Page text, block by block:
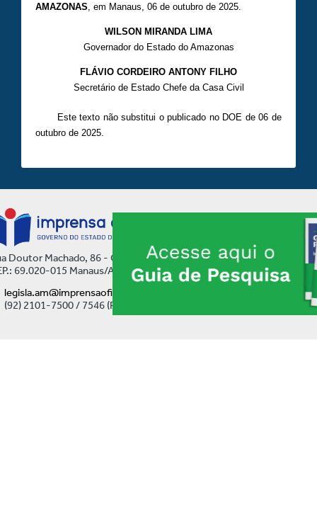
AMAZONAS , em Manaus, 06 de outubro de 2025.
WILSON MIRANDA LIMA
Governador do Estado do Amazonas
FLÁVIO CORDEIRO ANTONY FILHO
Secretário de Estado Chefe da Casa Civil
Este texto não substitui o publicado no DOE de 06 de
outubro de 2025.
Doutor Machado, 86 - Centro
69.020-015 Manaus/AM
legisla.am@imprensaoficial.am.gov.br
(92) 2101-7500 / 7546 (Ramal)